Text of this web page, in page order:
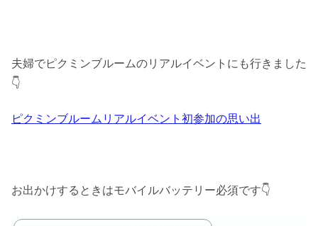
夫婦でピクミンブルームのリアルイベントにも行きました
👇
ピクミンブルームリアルイベント初参加の思い出
お出かけするときはモバイルバッテリー必須です👇